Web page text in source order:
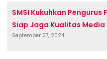
SMSI Kukuhkan Pengurus
Siap Jaga Kualitas Media
Indonesia
September 27, 2024